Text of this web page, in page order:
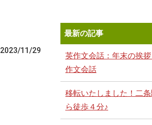
2023/11/29
最新の記事
英作文会話：年末の挨
作文会話
移転いたしました！二
ら徒歩４分♪